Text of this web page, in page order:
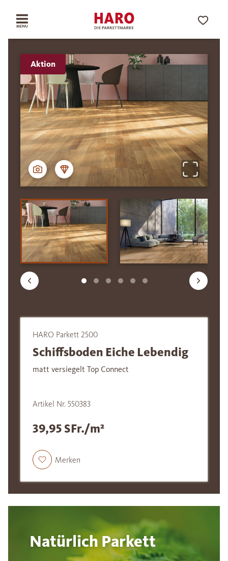
Aktion
HARO Parkett 2500
Schiffsboden Eiche Lebendig
matt versiegelt Top Connect
Artikel Nr. 550383
39,95 SFr./m²
Merken
Natürlich Parkett